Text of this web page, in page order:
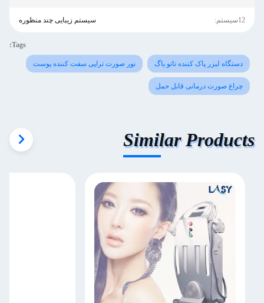
12سیستم: سیستم زیبایی چند منظوره
Tags:
دستگاه لیزر پاک کننده تاتو یاگ نور صورت تراپی سفت کننده پوست
چراغ صورت درمانی قابل حمل
Similar Products